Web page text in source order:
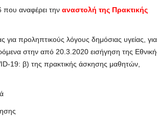
αναφέρει την αναστολή της Πρακτικής
προληπτικούς λόγους δημόσιας υγείας,
στην από 20.3.2020 εισήγηση της
19: β) της πρακτικής άσκησης μαθητών,